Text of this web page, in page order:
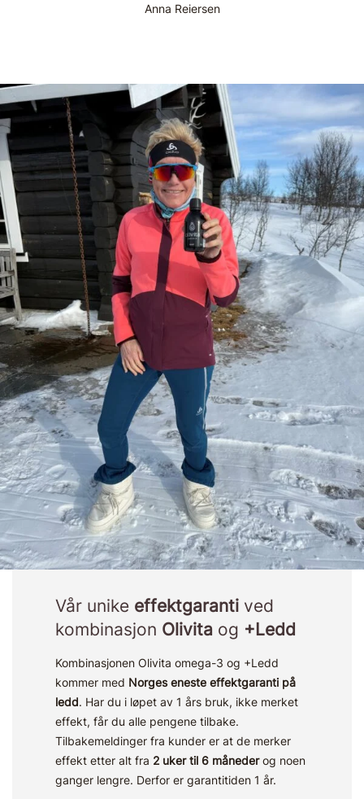
Anna Reiersen
Vår unike effektgaranti ved
kombinasjon Olivita og +Ledd
Kombinasjonen Olivita omega-3 og +Ledd
kommer med Norges eneste effektgaranti på
ledd. Har du i løpet av 1 års bruk, ikke merket
effekt, får du alle pengene tilbake.
Tilbakemeldinger fra kunder er at de merker
effekt etter alt fra 2 uker til 6 månederog noen
ganger lengre. Derfor er garantitiden 1 år.